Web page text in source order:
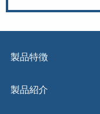
製品特徴
製品紹介